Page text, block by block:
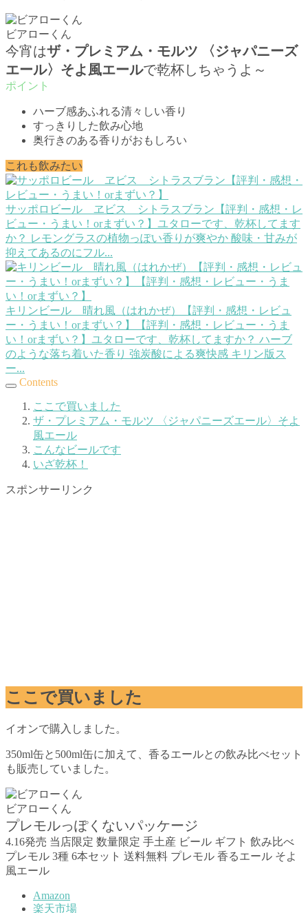
ビアローくん
今宵はザ・プレミアム・モルツ 〈ジャパニーズ
エール〉そよ風エールで乾杯しちゃうよ～
ハーブ感あふれる清々しい香り
すっきりした飲み心地
奥行きのある香りがおもしろい
これも飲みたい
サッポロビール ヱビス シトラスブラン【評判・感想・レ
ビュー・うまい！orまずい？】 ユタローです、乾杯してます
か？ レモングラスの植物っぽい香りが爽やか 酸味・甘みが
抑えてあるのにフル...
キリンビール 晴れ風（はれかぜ）【評判・感想・レビュ
ー・うまい！orまずい？】【評判・感想・レビュー・うま
い！orまずい？】 ユタローです、乾杯してますか？ ハーブ
のような落ち着いた香り 強炭酸による爽快感 キリン版ス
ー...
Contents
ここで買いました
ザ・プレミアム・モルツ 〈ジャパニーズエール〉そよ
風エール
こんなビールです
いざ乾杯！
スポンサーリンク
ここで買いました
イオンで購入しました。
350ml缶と500ml缶に加えて、香るエールとの飲み比べセット
も販売していました。
ビアローくん
プレモルっぽくないパッケージ
4.16発売 当店限定 数量限定 手土産 ビール ギフト 飲み比べ
プレモル 3種 6本セット 送料無料 プレモル 香るエール そよ
風エール
Amazon
楽天市場